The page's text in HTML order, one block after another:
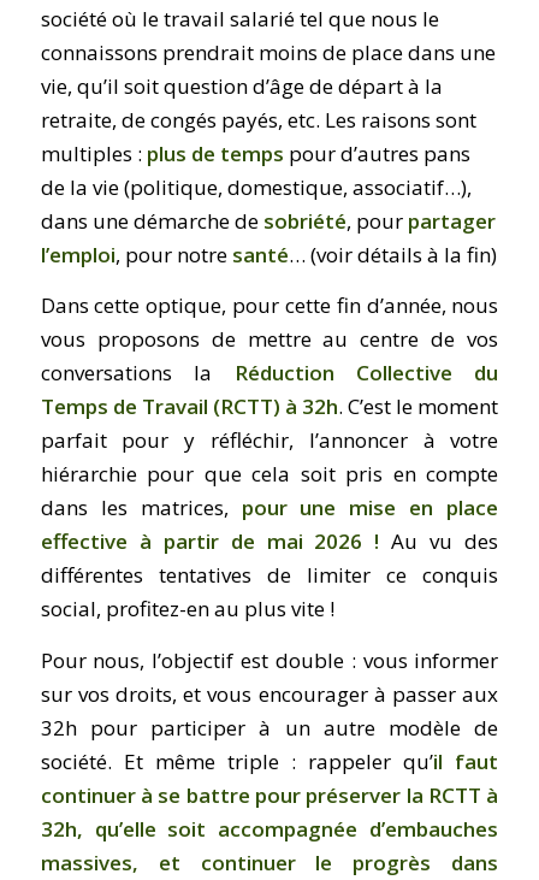
société où le travail salarié tel que nous le
connaissons prendrait moins de place dans une
vie, qu’il soit question d’âge de départ à la
retraite, de congés payés, etc. Les raisons sont
multiples : plus de temps pour d’autres pans
de la vie (politique, domestique, associatif…),
dans une démarche de sobriété, pour partager
l’emploi, pour notre santé… (voir détails à la fin)
Dans cette optique, pour cette fin d’année, nous
vous proposons de mettre au centre de vos
conversations la
Réduction Collective du
Temps de Travail (RCTT) à 32h. C’est le moment
parfait pour y réfléchir, l’annoncer à votre
hiérarchie pour que cela soit pris en compte
dans les matrices, pour une mise en place
effective à partir de mai 2026 !Au vu des
différentes tentatives de limiter ce conquis
social, profitez-en au plus vite !
Pour nous, l’objectif est double : vous informer
sur vos droits, et vous encourager à passer aux
32h pour participer à un autre modèle de
société. Et même triple : rappeler qu’il faut
continuer à se battre pour préserver la RCTT à
32h, qu’elle soit accompagnée d’embauches
massives, et continuer le progrès dans